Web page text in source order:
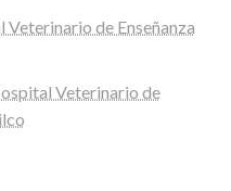
de Enseñanza
Veterinario de